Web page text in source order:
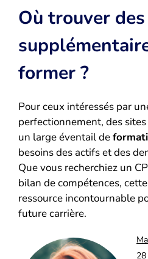
Où trouver
former ?
Pour ceux intéressés par
perfectionnement, des
un large éventail de
besoins des actifs et des
Que vous recherchiez un
bilan de compétences,
ressource incontournable
future carrière.